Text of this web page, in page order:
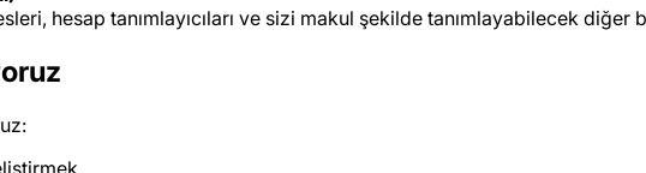
hesap tanımlayıcıları ve sizi makul şekilde tanımlayabilecek diğer